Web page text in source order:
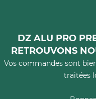
DZ ALU PRO
RETROUVONS
Vos commandes sont
traitées